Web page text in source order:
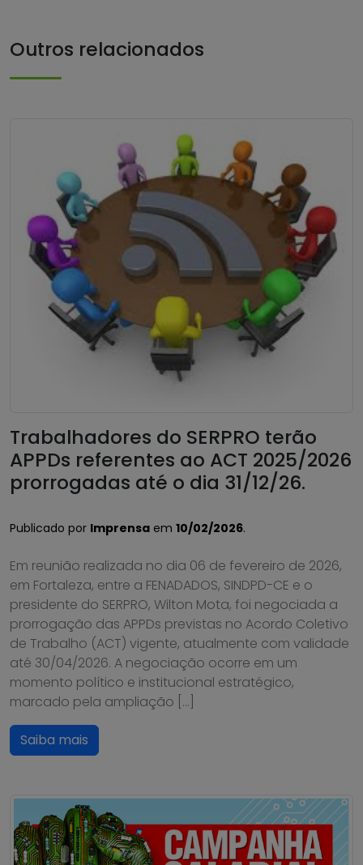
Outros relacionados
Trabalhadores do SERPRO terão
APPDs referentes ao ACT 2025/2026
prorrogadas até o dia 31/12/26.
Publicado por Imprensa em 10/02/2026.
Em reunião realizada no dia 06 de fevereiro de 2026,
em Fortaleza, entre a FENADADOS, SINDPD-CE e o
presidente do SERPRO, Wilton Mota, foi negociada a
prorrogação das APPDs previstas no Acordo Coletivo
de Trabalho (ACT) vigente, atualmente com validade
até 30/04/2026. A negociação ocorre em um
momento político e institucional estratégico,
marcado pela ampliação […]
Saiba mais